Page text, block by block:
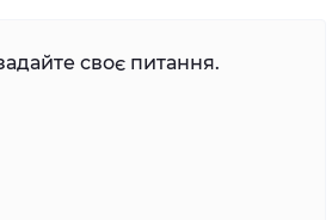
своє питання.